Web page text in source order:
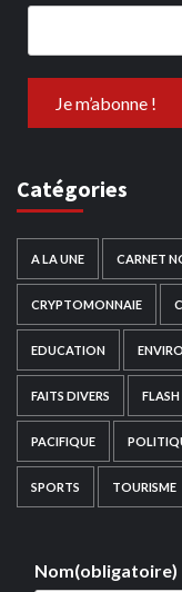
Catégories
A LA UNE CARNET
CRYPTOMONNAIE
EDUCATION
FAITS DIVERS
PACIFIQUE
SPORTS TOURISME
Nom(obligatoire)